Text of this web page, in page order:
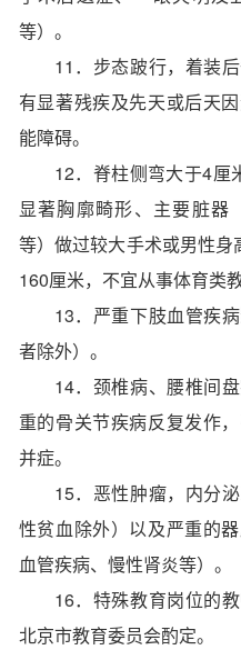
等）。
11．步态跛行，着装
有显著残疾及先天或后天
能障碍。
12．脊柱侧弯大于4厘
显著胸廓畸形、主要脏器
等）做过较大手术或男性
160厘米，不宜从事体育类
13．严重下肢血管疾
者除外）。
14．颈椎病、腰椎间
重的骨关节疾病反复发作
并症。
15．恶性肿瘤，内分
性贫血除外）以及严重的
血管疾病、慢性肾炎等）。
16．特殊教育岗位的
北京市教育委员会酌定。